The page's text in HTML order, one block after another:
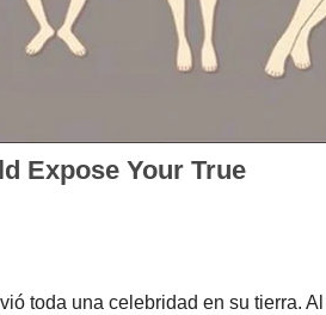
toda una celebridad en su tierra.